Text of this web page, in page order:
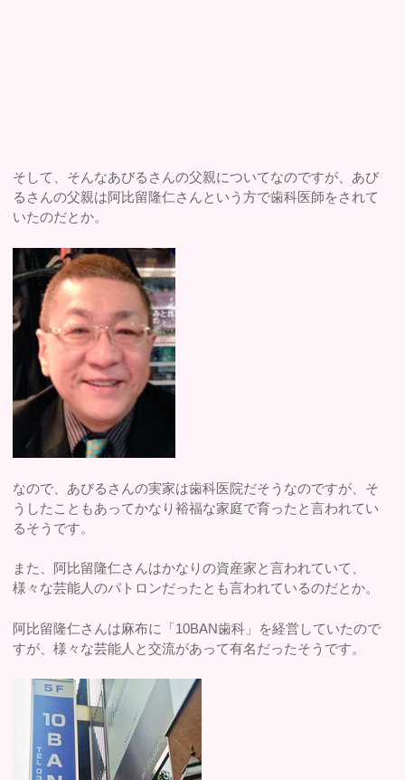
そして、そんなあびるさんの父親についてなのですが、あび
るさんの父親は阿比留隆仁さんという方で歯科医師をされて
いたのだとか。
なので、あびるさんの実家は歯科医院だそうなのですが、そ
うしたこともあってかなり裕福な家庭で育ったと言われてい
るそうです。
また、阿比留隆仁さんはかなりの資産家と言われていて、
様々な芸能人のパトロンだったとも言われているのだとか。
阿比留隆仁さんは麻布に「10BAN歯科」を経営していたので
すが、様々な芸能人と交流があって有名だったそうです。